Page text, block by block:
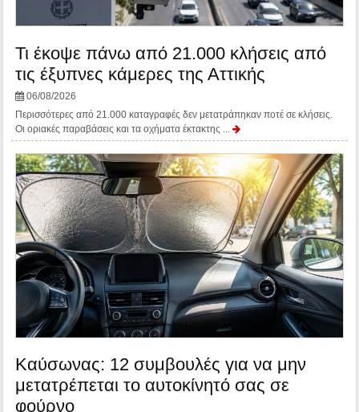
Τι έκοψε πάνω από 21.000 κλήσεις από
τις έξυπνες κάμερες της Αττικής
06/08/2026
Περισσότερες από 21.000 καταγραφές δεν μετατράπηκαν ποτέ σε κλήσεις.
Οι οριακές παραβάσεις και τα οχήματα έκτακτης ...
Καύσωνας: 12 συμβουλές για να μην
μετατρέπεται το αυτοκίνητό σας σε
φούρνο